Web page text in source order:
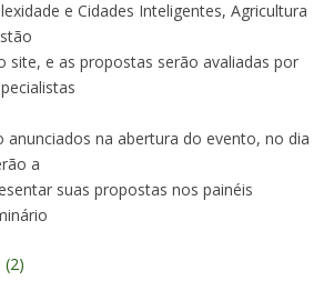
e Cidades Inteligentes, Agricultura
site, e as propostas serão avaliadas por
anunciados na abertura do evento, no dia
a
suas propostas nos painéis
(2)